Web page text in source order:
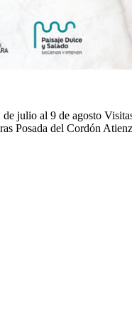
julio al 9 de agosto
Posada del Cordón